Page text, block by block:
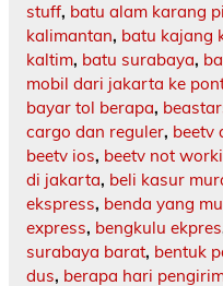
stuff, batu alam karang
kalimantan, batu kajang
kaltim, batu surabaya,
mobil dari jakarta ke
bayar tol berapa,
cargo dan reguler, beetv
beetv ios, beetv not
di jakarta, beli kasur
ekspress, benda yang
express, bengkulu ekpres
surabaya barat, bentuk
dus, berapa hari